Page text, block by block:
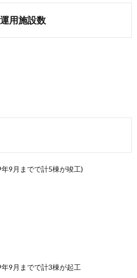
用施設数
9月までで計5棟が竣工)
9月までで計3棟が起工